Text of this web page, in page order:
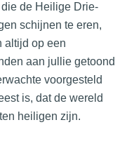
de Heilige Drie-
schijnen te eren,
altijd op een
aan jullie getoond
voorgesteld
is, dat de wereld
heiligen zijn.